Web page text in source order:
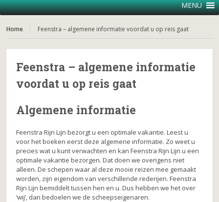
MENU
Home Feenstra – algemene informatie voordat u op reis gaat
Feenstra – algemene informatie
voordat u op reis gaat
Algemene informatie
Feenstra Rijn Lijn bezorgt u een optimale vakantie. Leest u
voor het boeken eerst deze algemene informatie. Zo weet u
precies wat u kunt verwachten en kan Feenstra Rijn Lijn u een
optimale vakantie bezorgen. Dat doen we overigens niet
alleen. De schepen waar al deze mooie reizen mee gemaakt
worden, zijn eigendom van verschillende rederijen. Feenstra
Rijn Lijn bemiddelt tussen hen en u. Dus hebben we het over
‘wij’, dan bedoelen we de scheepseigenaren.